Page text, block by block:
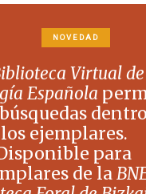
NOVEDAD
Virtual
Española
los ejemplares.
para
de la